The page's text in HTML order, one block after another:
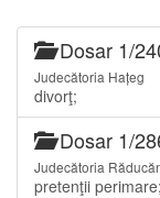
Dosar 1/
Judecătoria Hațeg
divorţ;
Dosar 1/
Judecătoria
pretenţii perimare;